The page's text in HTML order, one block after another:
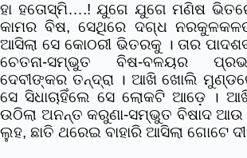
ହା ହତୋସ୍ମି….! ଯୁଗେ ଯୁଗେ ମଣିଷ
କାମର ବିଷ, ସେଥିରେ ଦଗ୍ଧ
ଆସିଲା ସେ କୋଠରୀ ଭିତରକୁ । ତାର
ଚେତନା-ସମ୍ଭୁତ ବିଷ-ବଳୟର
ଦେବୀଙ୍କର ତନ୍ଦ୍ରା । ଆଖି ଖୋଲି
ସେ ସିଧାଚାହିଁଲେ ସେ ଲୋକଟି ଆଡ଼େ ।
ଉଠିଲା ଅନନ୍ତ କରୁଣା-ସମ୍ଭୁତ ବିଷାଦ ଆଉ
ଲୁହ, ଛାତି ଥରେଇ ବାହାରି ଆସିଲା ଗୋଟେ